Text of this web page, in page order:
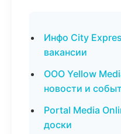
Инфо City
вакансии
ООО Yellow
новости и
Portal Media
доски